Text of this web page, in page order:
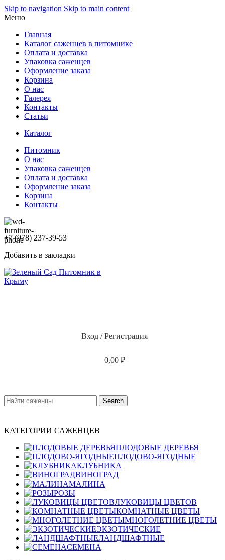
Skip to navigation Skip to main content
Меню
Главная
Каталог саженцев в питомнике
Оплата и доставка
Упаковка саженцев
Оформление заказа
Корзина
О нас
Галерея
Контакты
Статьи
Каталог
Питомник
О нас
Упаковка саженцев
Оплата и доставка
Оформление заказа
Корзина
Контакты
+7 (978) 237-39-53
Добавить в закладки
Вход / Регистрация
0,00 ₽
Search
КАТЕГОРИИ САЖЕНЦЕВ
ПЛОДОВЫЕ ДЕРЕВЬЯ
ПЛОДОВО-ЯГОДНЫЕ
КЛУБНИКА
ВИНОГРАД
МАЛИНА
РОЗЫ
ЛУКОВИЦЫ ЦВЕТОВ
КОМНАТНЫЕ ЦВЕТЫ
МНОГОЛЕТНИЕ ЦВЕТЫ
ЭКЗОТИЧЕСКИЕ
ЛАНДШАФТНЫЕ
СЕМЕНА